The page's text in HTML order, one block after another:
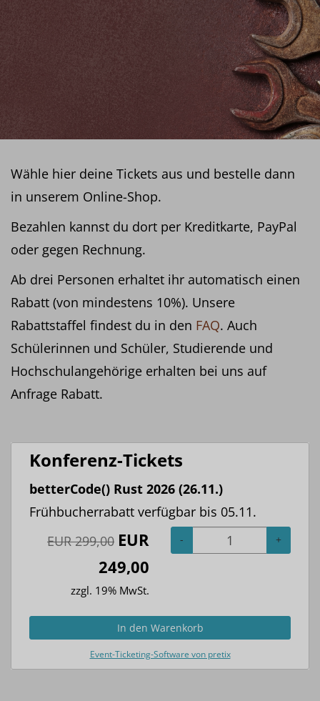
Wähle hier deine Tickets aus und bestelle dann
in unserem Online-Shop.
Bezahlen kannst du dort per Kreditkarte, PayPal
oder gegen Rechnung.
Ab drei Personen erhaltet ihr automatisch einen
Rabatt (von mindestens 10%). Unsere
Rabattstaffel findest du in den FAQ. Auch
Schülerinnen und Schüler, Studierende und
Hochschulangehörige erhalten bei uns auf
Anfrage Rabatt.
Konferenz-Tickets
betterCode() Rust 2026 (26.11.)
Frühbucherrabatt verfügbar bis 05.11.
EUR299,00 EUR
249,00
zzgl. 19% MwSt.
- +
In den Warenkorb
Event-Ticketing-Software von pretix